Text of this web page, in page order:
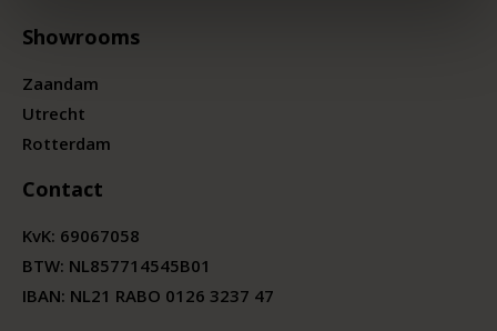
Showrooms
Zaandam
Utrecht
Rotterdam
Contact
KvK: 69067058
BTW: NL857714545B01
IBAN: NL21 RABO 0126 3237 47